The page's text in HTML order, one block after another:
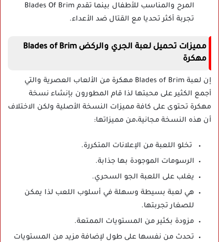
المرح والمناسب للأطفال بينما تقدم Blades Of Brim
تجربة أكثر تحديا مع القتال ضد الأعداء.
مميزات تحميل لعبة الجري والركض Blades of Brim
مهكرة
إن لعبة Blades of Brim مهكرة من الألعاب العصرية والتي
أجمع الكثير على محبتها لذا قام المطورون بإنشاء نسخة
مهكرة تحتوى على كافة مميزات النسخة الأصلية ولكن الاختلاف
أن هذه النسخة مجانية،من مميزاتها:
تخلو اللعبة من الإعلانات المتكررة.
الرسومات الموجودة بها جذابة.
يغلب على اللعبة الجو السحري.
هي لعبة بسيطة وسهلة في أسلوب اللعب لذا يمكن
للصغار تجربتها.
مزودة بكثير من المستويات الممتعة.
تحدث من نفسها على طول لإضافة مزيد من المستويات